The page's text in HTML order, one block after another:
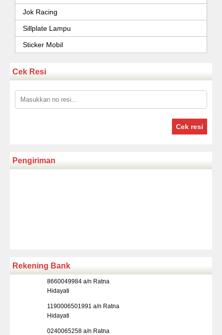
Jok Racing
Sillplate Lampu
Sticker Mobil
Cek Resi
Cek resi
Pengiriman
Rekening Bank
8660049984 a/n Ratna
Hidayati
1190006501991 a/n Ratna
Hidayati
0240065258 a/n Ratna